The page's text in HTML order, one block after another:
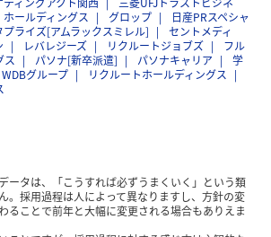
ールディングス グロップ
日産PRスペシャ
プライズ[アムラックスミレル]
セントメディ
レバレジーズ リクルートジョブズ
フル
ス
パソナ[新卒派遣] パソナキャリア
学
WDBグループ
リクルートホールディングス
ータは、「こうすれば必ずうまくいく」という類
。採用過程は人によって異なりますし、方針の変
ることで前年と大幅に変更される場合もありえま